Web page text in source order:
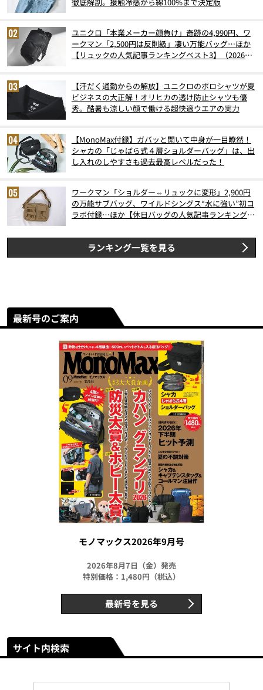
ユニクロ「本業メーカー顔負け」奇跡の4,990円、ワ
ークマン「2,500円は反則級」凄い万能バッグ…ほか
【リュックの人気記事ランキングベスト3】（2026年
【汗だく通勤からの解放】ユニクロのポロシャツが夏
ビジネスの大正解！オリヒカの透け防止シャツも優
秀。酷暑も涼しい顔で働ける超快適ウエアの実力
【MonoMax付録】ガバッと開いて中身が一目瞭然！
シャカの「じゃばら式４層ショルダーバッグ」は、出
し入れのしやすさも過去最高レベルだった！
ワークマン「ショルダー⇔リュックに変形」2,900円
の万能サブバッグ、ワイルドシングス“水に強い”初コ
ラボ付録…ほか【休日バッグの人気記事ランキングベ
ランキング一覧を見る
最新号のご案内
モノマックス2026年9月号
2026年8月7日（金）発売
特別価格：1,480円（税込）
最新号を見る
サイト内検索